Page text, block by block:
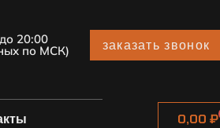
20:00
по МСК) заказать звонок
0,00₽